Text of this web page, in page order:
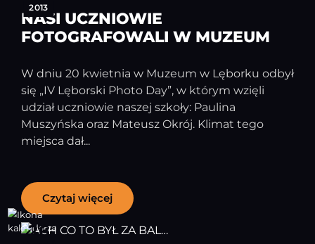
2013
NASI UCZNIOWIE
FOTOGRAFOWALI W MUZEUM
W dniu 20 kwietnia w Muzeum w Lęborku odbył
się „IV Lęborski Photo Day”, w którym wzięli
udział uczniowie naszej szkoły: Paulina
Muszyńska oraz Mateusz Okrój. Klimat tego
miejsca dał...
Czytaj więcej
26